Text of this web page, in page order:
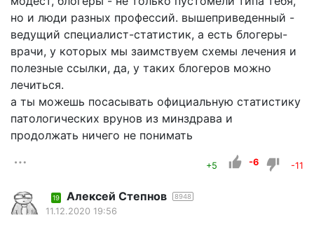
но и люди разных профессий. вышеприведенный -
ведущий специалист-статистик, а есть блогеры-
врачи, у которых мы заимствуем схемы лечения и
полезные ссылки, да, у таких блогеров можно
лечиться.
а ты можешь посасывать официальную статистику
патологических врунов из минздрава и
продолжать ничего не понимать
+5 -6 -11
19 Алексей Степнов 8948
11.12.2020 19:56